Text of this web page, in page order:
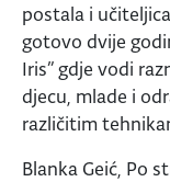
postala i
gotovo dvije
Iris” gdje vodi
djecu, mlade i
različitim
Blanka Geić, Po